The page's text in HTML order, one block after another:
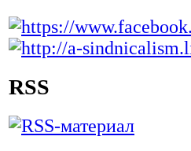
RSS